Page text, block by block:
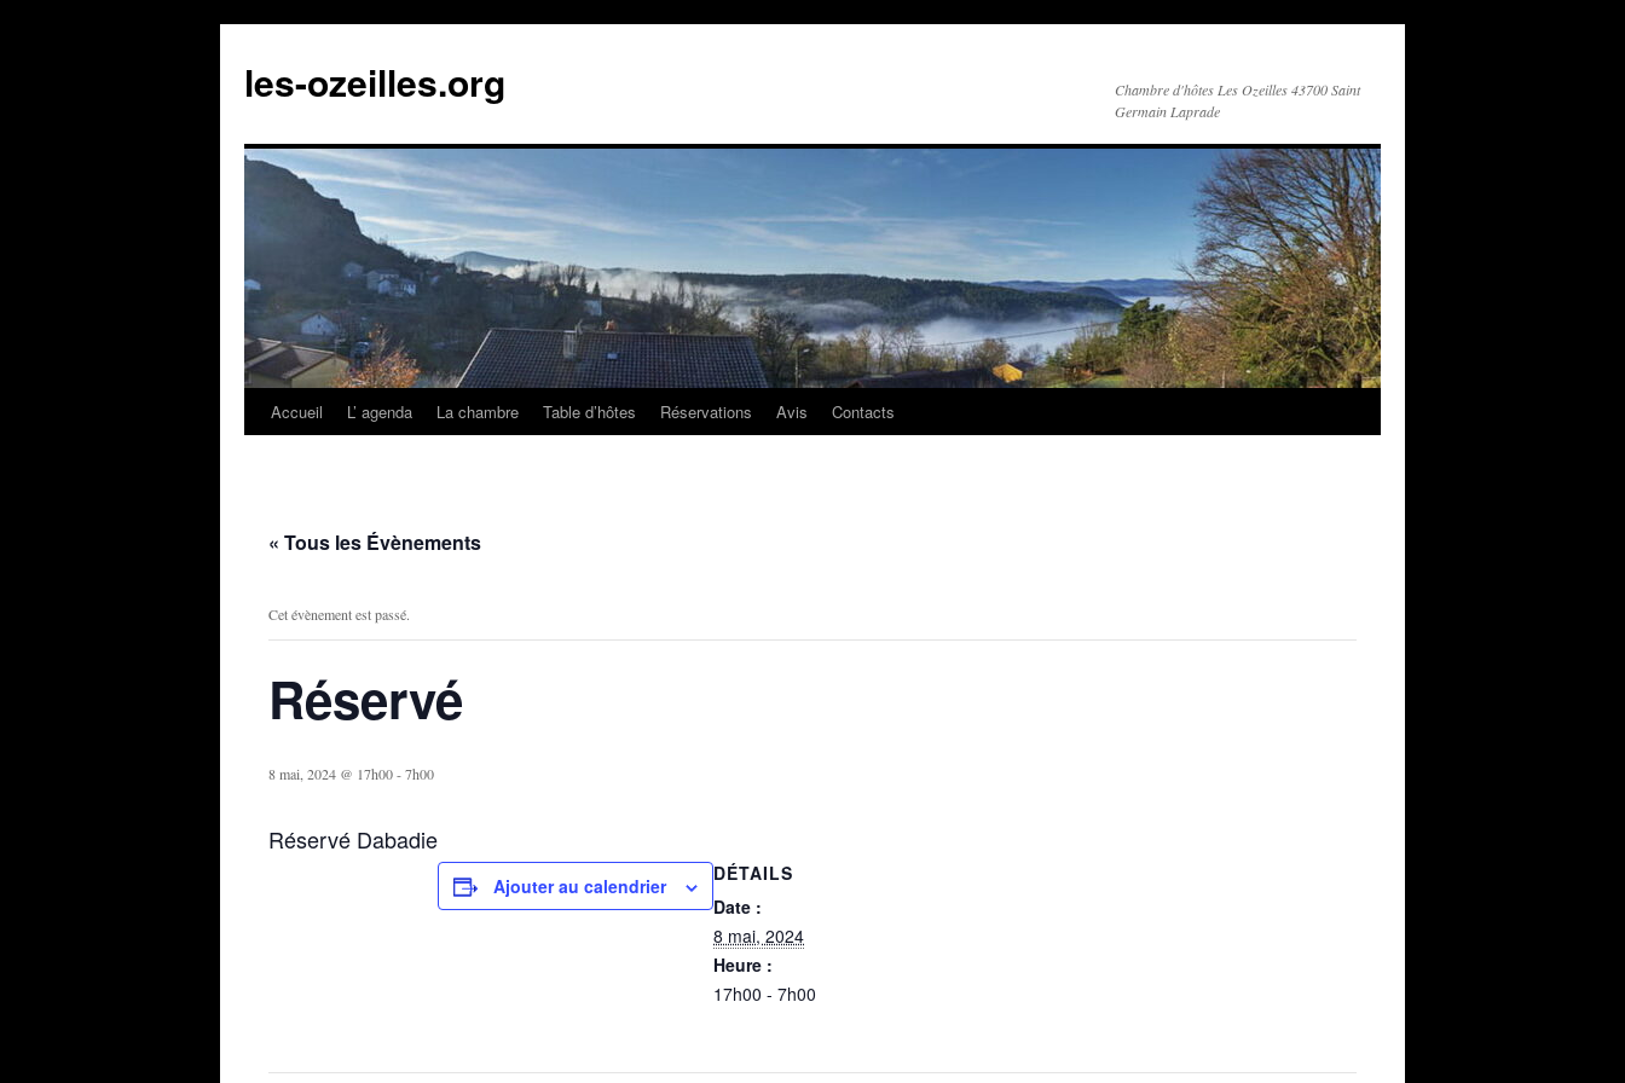
contenu
les-ozeilles.org
Chambre d'hôtes Les Ozeilles 43700 Saint
Germain Laprade
Accueil L’ agenda La chambre Table d’hôtes Réservations Avis Contacts
« Tous les Évènements
Cet évènement est passé.
Réservé
8 mai, 2024 @ 17h00-7h00
Réservé Dabadie
Ajouter au calendrier
DÉTAILS
Date :
8 mai, 2024
Heure :
17h00 - 7h00